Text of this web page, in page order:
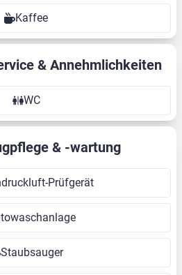
Kaffee
& Annehmlichkeiten
WC
& -wartung
Prüfgerät
Staubsauger